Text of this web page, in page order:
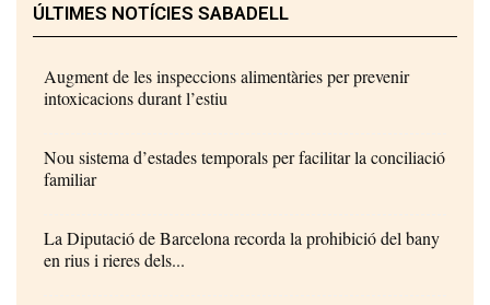
ÚLTIMES NOTÍCIES SABADELL
Augment de les inspeccions alimentàries per prevenir
intoxicacions durant l’estiu
Nou sistema d’estades temporals per facilitar la conciliació
familiar
La Diputació de Barcelona recorda la prohibició del bany
en rius i rieres dels...